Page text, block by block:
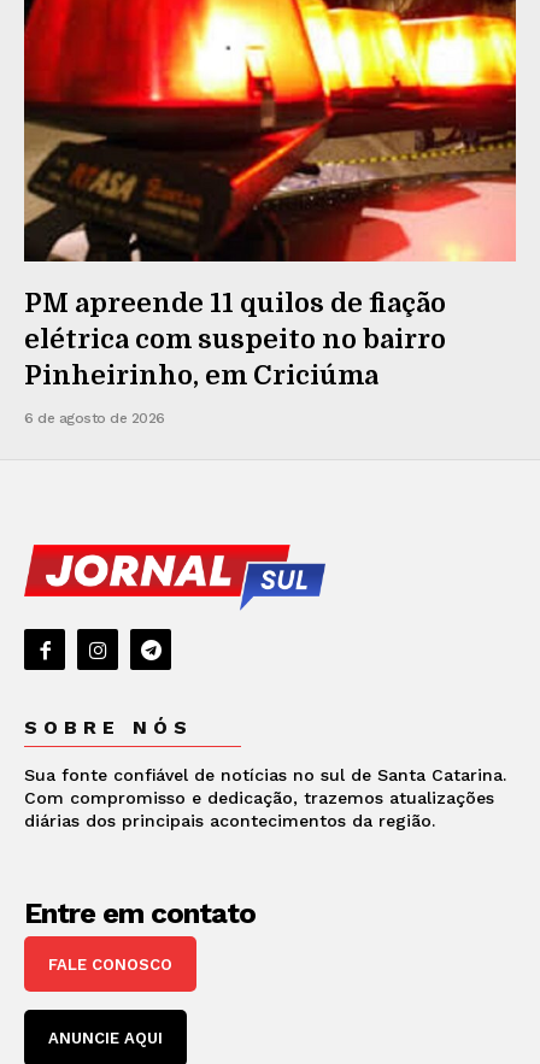
PM apreende 11 quilos de fiação
elétrica com suspeito no bairro
Pinheirinho, em Criciúma
6 de agosto de 2026
SOBRE NÓS
Sua fonte confiável de notícias no sul de Santa Catarina.
Com compromisso e dedicação, trazemos atualizações
diárias dos principais acontecimentos da região.
Entre em contato
FALE CONOSCO
ANUNCIE AQUI